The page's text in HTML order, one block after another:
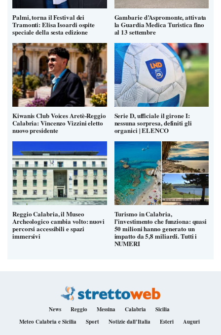
Palmi, torna il Festival dei
Tramonti: Elisa Isoardi ospite
speciale della sesta edizione
Gambarie d’Aspromonte, attivata
la Guardia Medica Turistica fino
al 13 settembre
Kiwanis Club Voices Aretè-Reggio
Calabria: Vincenzo Vizzini eletto
nuovo presidente
Serie D, ufficiale il girone I:
nessuna sorpresa, definiti gli
organici | ELENCO
Reggio Calabria, il Museo
Archeologico cambia volto: nuovi
percorsi accessibili e spazi
immersivi
Turismo in Calabria,
l’investimento che funziona: quasi
50 milioni hanno generato un
impatto da 5,8 miliardi. Tutti i
NUMERI
News Reggio Messina Calabria
Sicilia
Meteo Calabria e Sicilia
Sport Notizie dall’Italia Esteri Auguri